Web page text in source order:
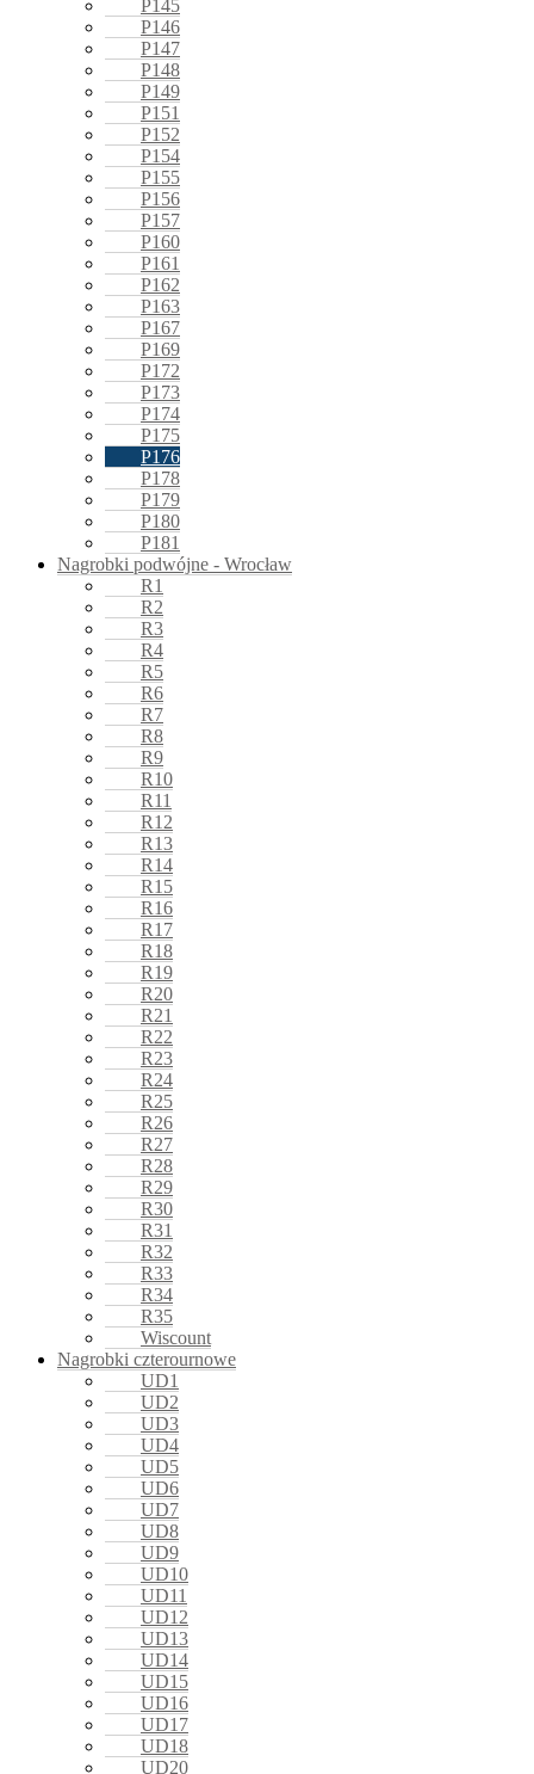
P145
P146
P147
P148
P149
P151
P152
P154
P155
P156
P157
P160
P161
P162
P163
P167
P169
P172
P173
P174
P175
P176
P178
P179
P180
P181
Nagrobki podwójne - Wrocław
R1
R2
R3
R4
R5
R6
R7
R8
R9
R10
R11
R12
R13
R14
R15
R16
R17
R18
R19
R20
R21
R22
R23
R24
R25
R26
R27
R28
R29
R30
R31
R32
R33
R34
R35
Wiscount
Nagrobki czterournowe
UD1
UD2
UD3
UD4
UD5
UD6
UD7
UD8
UD9
UD10
UD11
UD12
UD13
UD14
UD15
UD16
UD17
UD18
UD20